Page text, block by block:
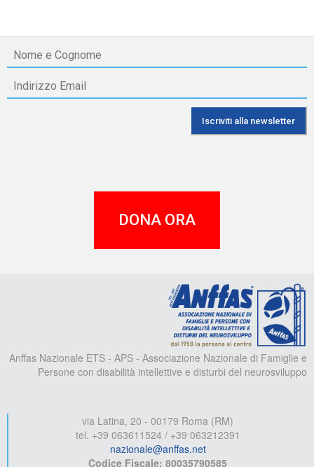
DONA ORA
Anffas Nazionale ETS - APS - Associazione Nazionale di Famiglie e
Persone con disabilità intellettive e disturbi del neurosviluppo
via Latina, 20 - 00179 Roma (RM)
tel. +39 063611524 / +39 063212391
nazionale@anffas.net
Codice Fiscale: 80035790585